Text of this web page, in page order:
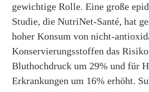
gewichtige Rolle. Eine große
Studie, die NutriNet-Santé, hat
hoher Konsum von nicht-
Konservierungsstoffen das
Bluthochdruck um 29% und für
Erkrankungen um 16% erhöht.